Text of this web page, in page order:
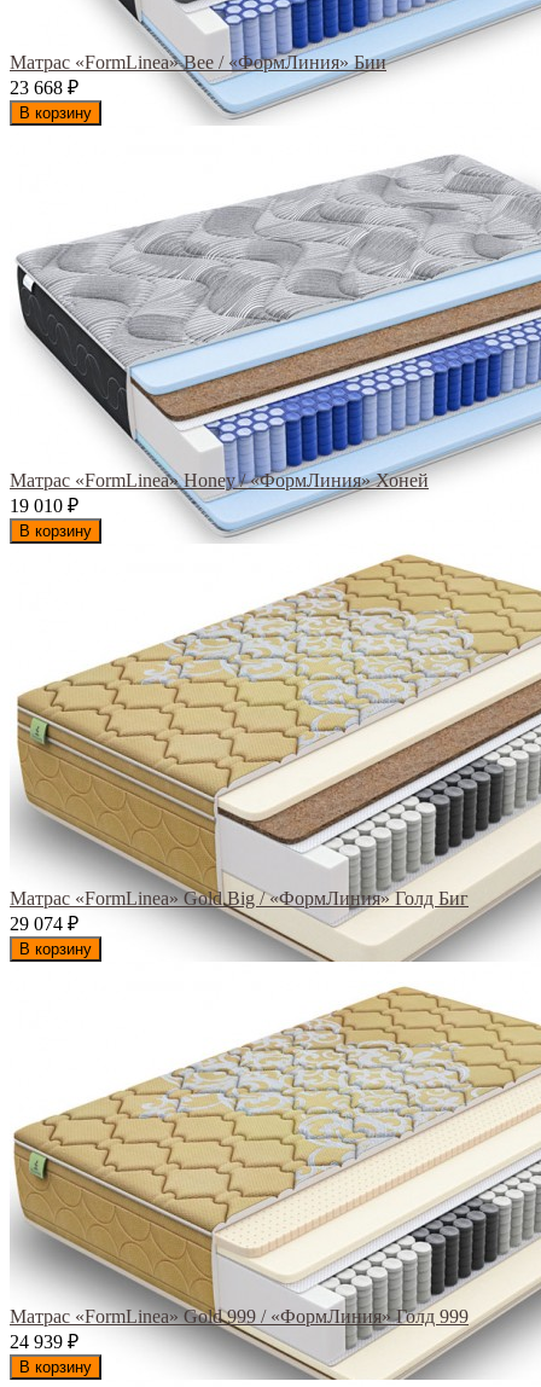
Матрас «FormLinea» Bee / «ФормЛиния» Бии
23 668 ₽
В корзину
Матрас «FormLinea» Honey / «ФормЛиния» Хоней
19 010 ₽
В корзину
Матрас «FormLinea» Gold Big / «ФормЛиния» Голд Биг
29 074 ₽
В корзину
Матрас «FormLinea» Gold 999 / «ФормЛиния» Голд 999
24 939 ₽
В корзину